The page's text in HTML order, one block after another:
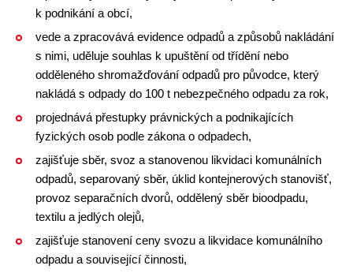
k podnikání a obcí,
vede a zpracovává evidence odpadů a způsobů nakládání
s nimi, uděluje souhlas k upuštění od třídění nebo
odděleného shromažďování odpadů pro původce, který
nakládá s odpady do 100 t nebezpečného odpadu za rok,
projednává přestupky právnických a podnikajících
fyzických osob podle zákona o odpadech,
zajišťuje sběr, svoz a stanovenou likvidaci komunálních
odpadů, separovaný sběr, úklid kontejnerových stanovišť,
provoz separačních dvorů, oddělený sběr bioodpadu,
textilu a jedlých olejů,
zajišťuje stanovení ceny svozu a likvidace komunálního
odpadu a související činnosti,